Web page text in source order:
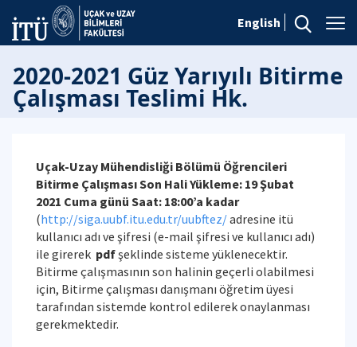
English
2020-2021 Güz Yarıyılı Bitirme
Çalışması Teslimi Hk.
Uçak-Uzay Mühendisliği Bölümü Öğrencileri
Bitirme Çalışması Son Hali Yükleme: 19 Şubat
2021 Cuma günü Saat: 18:00’a kadar
(http://siga.uubf.itu.edu.tr/uubftez/adresine itü
kullanıcı adı ve şifresi (e-mail şifresi ve kullanıcı adı)
ile girerek pdfşeklinde sisteme yüklenecektir.
Bitirme çalışmasının son halinin geçerli olabilmesi
için, Bitirme çalışması danışmanı öğretim üyesi
tarafından sistemde kontrol edilerek onaylanması
gerekmektedir.